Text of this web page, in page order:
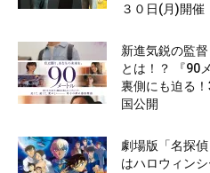
３０日(月)開催
新進気鋭の監
とは！？ 『90
裏側にも迫る
国公開
劇場版「名探
はハロウィン